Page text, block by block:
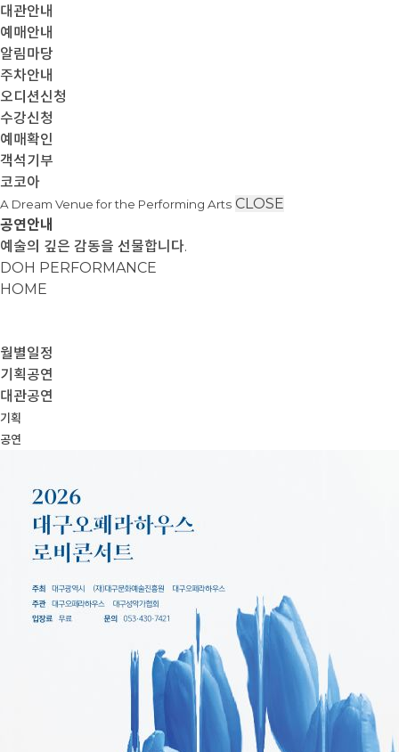
대관안내
예매안내
알림마당
주차안내
오디션신청
수강신청
예매확인
객석기부
코코아
A Dream Venue for the Performing Arts CLOSE
공연안내
예술의 깊은 감동을 선물합니다.
DOH PERFORMANCE
HOME
월별일정
기획공연
대관공연
기획
공연